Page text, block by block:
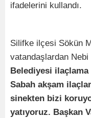
ifadelerini kullandı.
Silifke ilçesi Sökün
vatandaşlardan Nebi
Belediyesi ilaçlama
Sabah akşam
sinekten bizi
yatıyoruz. Başkan